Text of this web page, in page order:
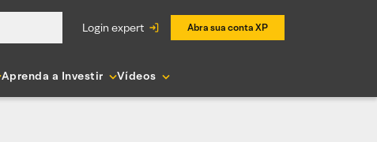
login expert Abra sua conta XP
Aprenda a Investir Vídeos